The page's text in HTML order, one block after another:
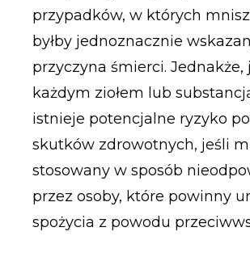
przypadków, w których
byłby jednoznacznie
przyczyna śmierci. Jednakże,
każdym ziołem lub
istnieje potencjalne ryzyko
skutków zdrowotnych, jeśli
stosowany w sposób
przez osoby, które powinny
spożycia z powodu